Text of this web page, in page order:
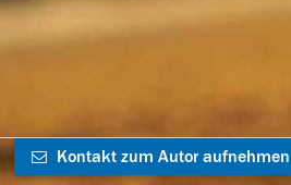
Kontakt zum Autor aufnehmen